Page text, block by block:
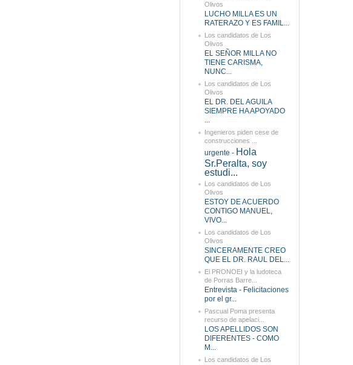
Olivos
LUCHO MILLA ES UN
RATERAZO Y ES FAMIL...
Los candidatos de Los
Olivos
EL SEÑOR MILLA NO
TIENE CARISMA,
NUNC...
Los candidatos de Los
Olivos
EL DR. DEL AGUILA
SIEMPRE HA APOYADO
...
Ingenieros piden cese de
construcciones ...
urgente - Hola
Sr.Peralta, soy
estudi...
Los candidatos de Los
Olivos
ESTOY DE ACUERDO
CONTIGO MANUEL,
VIVO...
Los candidatos de Los
Olivos
SINCERAMENTE CREO
QUE EL DR. RAUL DEL...
El PRONOEI y la ludoteca
de Porras Barre...
Entrevista - Felicitaciones
por el gr...
Pascual Poma presenta
recurso de apelaci...
LOS APELLIDOS SON
DIFERENTES - COMO
M...
Los candidatos de Los